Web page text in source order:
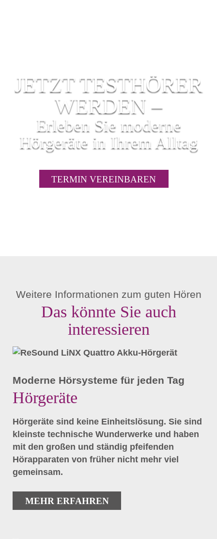
JETZT TESTHÖRER
WERDEN –
Erleben Sie moderne
Hörgeräte in Ihrem Alltag
TERMIN VEREINBAREN
Weitere Informationen zum guten Hören
Das könnte Sie auch
interessieren
Moderne Hörsysteme für jeden Tag
Hörgeräte
Hörgeräte sind keine Einheitslösung. Sie sind
kleinste technische Wunderwerke und haben
mit den großen und ständig pfeifenden
Hörapparaten von früher nicht mehr viel
gemeinsam.
MEHR ERFAHREN